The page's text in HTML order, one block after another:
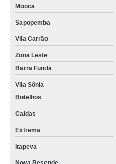
Mooca
Sapopemba
Vila Carrão
Zona Leste
Barra Funda
Vila Sônia
Botelhos
Caldas
Extrema
Itapeva